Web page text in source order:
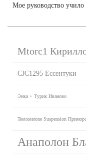
Мое руководство
Mtorc1
CJC1295 Ессентуки
Энка + Турик Иваново
Testosterone Suspension
Анаполон